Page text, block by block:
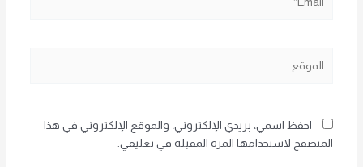
احفظ اسمي، بريدي الإلكتروني، والموقع الإلكتروني في هذا
المتصفح لاستخدامها المرة المقبلة في تعليقي.